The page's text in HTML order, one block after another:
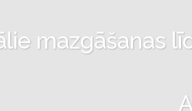
mazgāšanas